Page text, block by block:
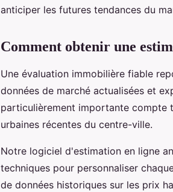
anticiper les futures tendances du
Comment obtenir une
Une évaluation immobilière fiable
données de marché actualisées et
particulièrement importante compte
urbaines récentes du centre-ville.
Notre logiciel d'estimation en ligne
techniques pour personnaliser
de données historiques sur les prix